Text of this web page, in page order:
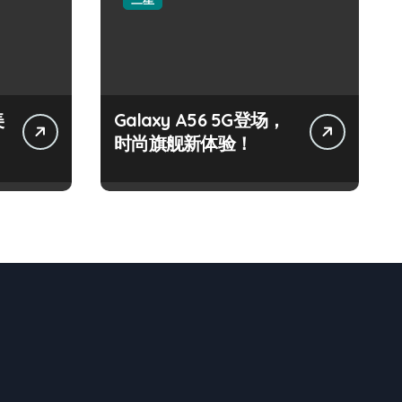
Galaxy A56 5G登场，
时尚旗舰新体验！